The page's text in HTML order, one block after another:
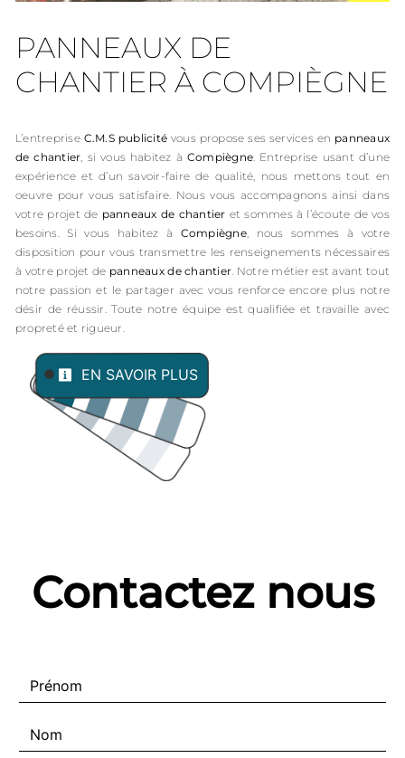
PANNEAUX DE
CHANTIER À COMPIÈGNE
L’entreprise C.M.S publicité vous propose ses services en panneaux
de chantier, si vous habitez à Compiègne. Entreprise usant d’une
expérience et d’un savoir-faire de qualité, nous mettons tout en
oeuvre pour vous satisfaire. Nous vous accompagnons ainsi dans
votre projet de panneaux de chantier et sommes à l’écoute de vos
besoins. Si vous habitez à Compiègne, nous sommes à votre
disposition pour vous transmettre les renseignements nécessaires
à votre projet de panneaux de chantier. Notre métier est avant tout
notre passion et le partager avec vous renforce encore plus notre
désir de réussir. Toute notre équipe est qualifiée et travaille avec
propreté et rigueur.
EN SAVOIR PLUS
Contactez nous